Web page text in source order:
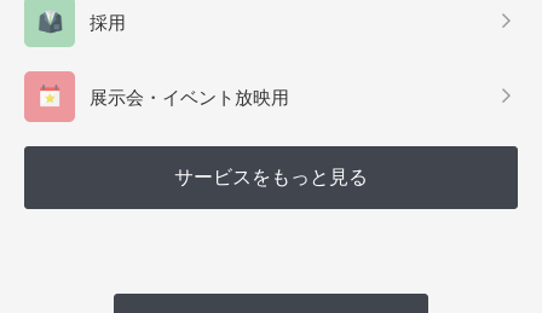
採用
展示会・イベント放映用
サービスをもっと見る